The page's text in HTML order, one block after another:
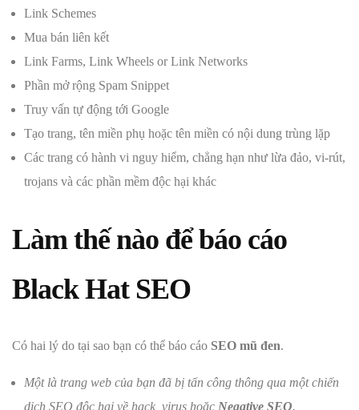
Link Schemes
Mua bán liên kết
Link Farms, Link Wheels or Link Networks
Phần mở rộng Spam Snippet
Truy vấn tự động tới Google
Tạo trang, tên miền phụ hoặc tên miền có nội dung trùng lặp
Các trang có hành vi nguy hiểm, chẳng hạn như lừa đảo, vi-rút,
trojans và các phần mềm độc hại khác
Làm thế nào để báo cáo
Black Hat SEO
Có hai lý do tại sao bạn có thể báo cáo SEO mũ đen.
Một là trang web của bạn đã bị tấn công thông qua một chiến
dịch SEO độc hại về hack, virus hoặc Negative SEO.